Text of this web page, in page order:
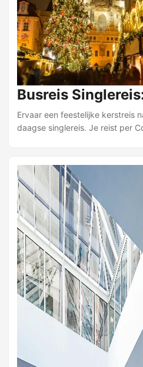
Busreis
Ervaar een feestelijke kerstreis
daagse singlereis. Je reist per
Bij vertrek ontvang je een
vier nachten in Hotel Duo &
net buiten het centrum, op
metrostation Strizkov. In Praag
lokale gidsen de historische
Astronomisch Uurwerk, de
Josefov. ...